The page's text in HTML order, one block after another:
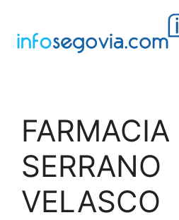
FARMACIA
SERRANO
VELASCO